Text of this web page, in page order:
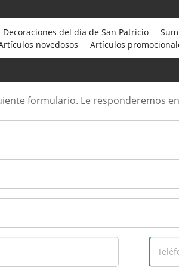
Decoraciones del día de San Patricio
novedosos
Artículos
formulario. Le responderemos